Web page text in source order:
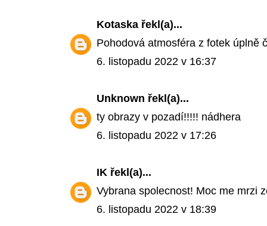
Kotaska řekl(a)...
Pohodová atmosféra z fotek úplně
6. listopadu 2022 v 16:37
Unknown řekl(a)...
ty obrazy v pozadí!!!!! nádhera
6. listopadu 2022 v 17:26
IK řekl(a)...
Vybrana spolecnost! Moc me mrzi
6. listopadu 2022 v 18:39